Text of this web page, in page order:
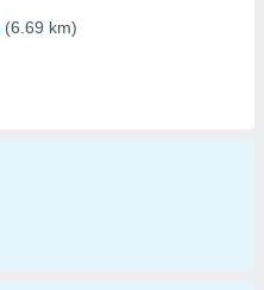
(6.69 km)